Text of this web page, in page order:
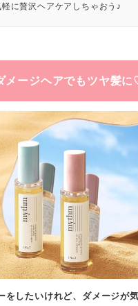
に贅沢ヘアケアしちゃおう♪
メージヘアでもツヤ髪
をしたいけれど、ダメージが